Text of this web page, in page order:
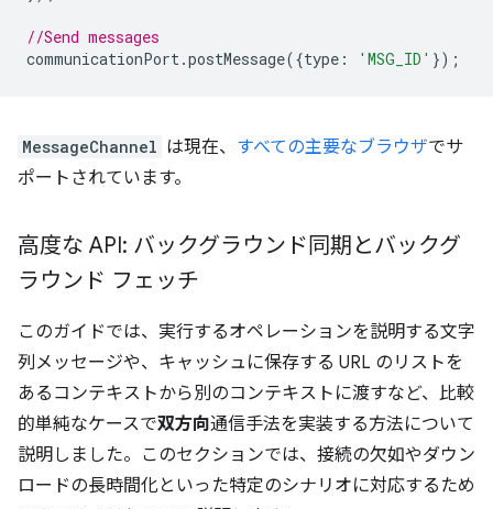
//Send messages
communicationPort.postMessage({type : 'MSG_ID' });
MessageChannel は現在、 すべての主要なブラウザでサ
ポートされています。
高度な API: バックグラウンド同期とバックグ
ラウンド フェッチ
このガイドでは、実行するオペレーションを説明する文字
列メッセージや、キャッシュに保存する URL のリストを
あるコンテキストから別のコンテキストに渡すなど、比較
的単純なケースで双方向通信手法を実装する方法について
説明しました。このセクションでは、接続の欠如やダウン
ロードの長時間化といった特定のシナリオに対応するため